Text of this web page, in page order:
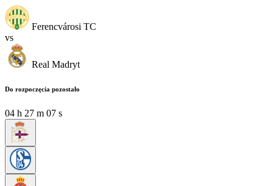
Ferencvárosi TC
vs
Real Madryt
Do rozpoczęcia pozostało
04 h 27 m 06 s